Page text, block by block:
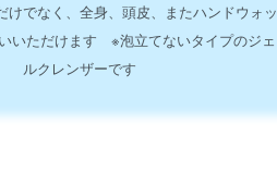
でなく、全身、頭皮、またハンドウォッ
いただけます ※泡立てないタイプのジェ
ルクレンザーです